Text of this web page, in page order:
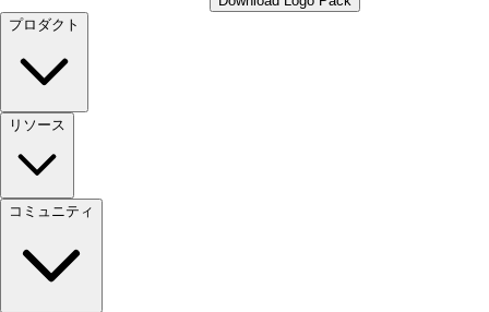
プロダクト
リソース
コミュニティ